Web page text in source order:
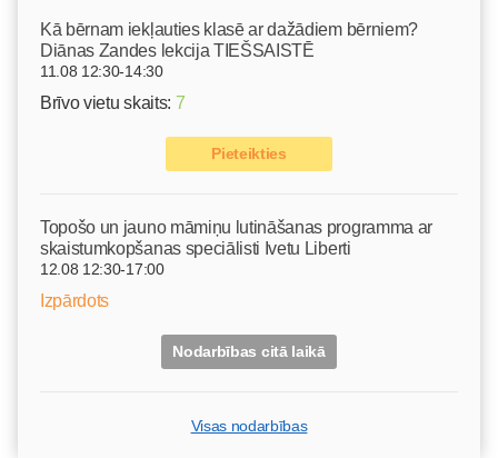
Kā bērnam iekļauties klasē ar dažādiem bērniem?
Diānas Zandes lekcija TIEŠSAISTĒ
11.08 12:30-14:30
Brīvo vietu skaits: 7
Pieteikties
Topošo un jauno māmiņu lutināšanas programma ar
skaistumkopšanas speciālisti Ivetu Liberti
12.08 12:30-17:00
Izpārdots
Nodarbības citā laikā
Visas nodarbības